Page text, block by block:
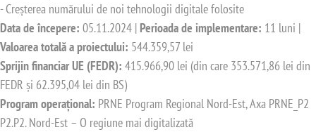
- Creșterea numărului de noi tehnologii digitale folosite
Data de începere: 05.11.2024 | Perioada de implementare: 11 luni |
Valoarea totală a proiectului: 544.359,57 lei
Sprijin financiar UE (FEDR): 415.966,90 lei (din care 353.571,86 lei din
FEDR și 62.395,04 lei din BS)
Program operațional: PRNE Program Regional Nord-Est, Axa PRNE_P2
P2.P2. Nord-Est – O regiune mai digitalizată